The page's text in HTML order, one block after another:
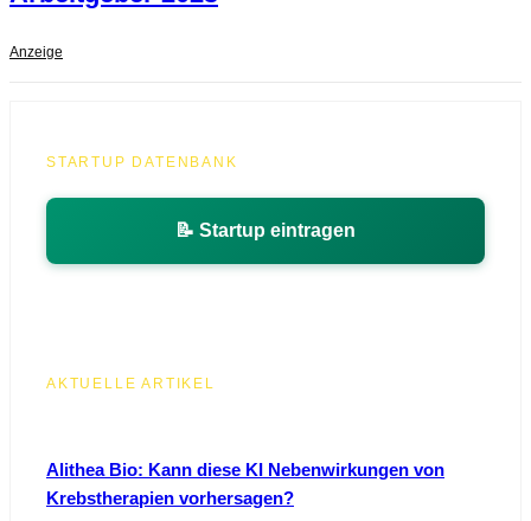
Anzeige
STARTUP DATENBANK
📝 Startup eintragen
AKTUELLE ARTIKEL
Alithea Bio: Kann diese KI Nebenwirkungen von
Krebstherapien vorhersagen?